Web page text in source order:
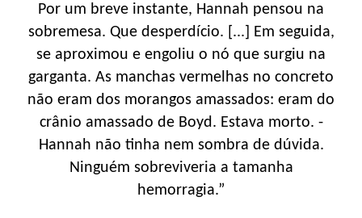
Por um breve instante, Hannah pensou na
sobremesa. Que desperdício. [...] Em seguida,
se aproximou e engoliu o nó que surgiu na
garganta. As manchas vermelhas no concreto
não eram dos morangos amassados: eram do
crânio amassado de Boyd. Estava morto. ­
Hannah não tinha nem sombra de dúvida.
Ninguém sobreviveria a tamanha
hemorragia.”